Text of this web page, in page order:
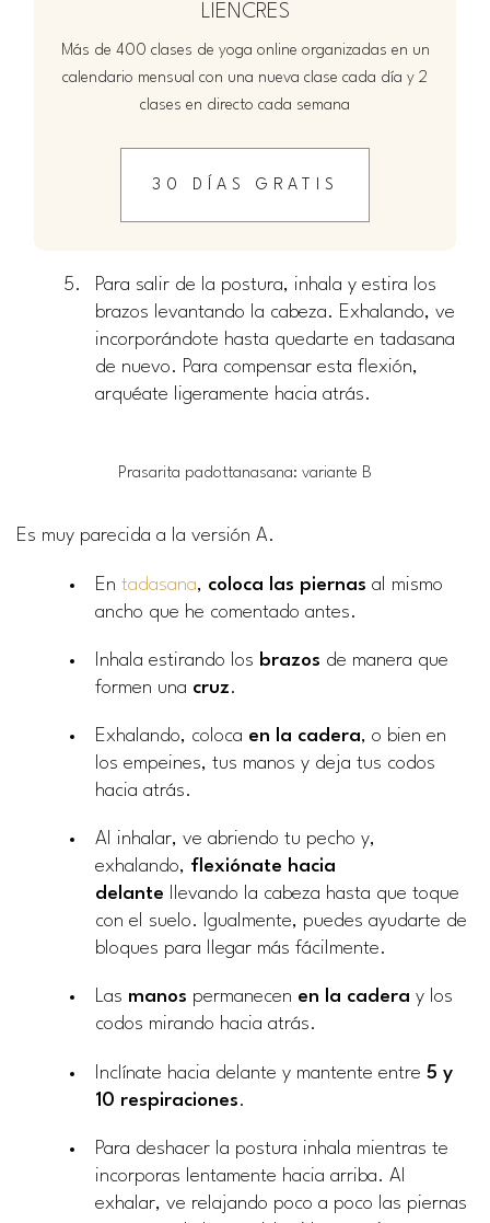
LIENCRES
Más de 400 clases de yoga online organizadas en un
calendario mensual con una nueva clase cada día y 2
clases en directo cada semana
30 DÍAS GRATIS
Para salir de la postura, inhala y estira los
brazos levantando la cabeza. Exhalando, ve
incorporándote hasta quedarte en tadasana
de nuevo. Para compensar esta flexión,
arquéate ligeramente hacia atrás.
Prasarita padottanasana: variante B
Es muy parecida a la versión A.
En tadasana, coloca las piernas al mismo
ancho que he comentado antes.
Inhala estirando los brazos de manera que
formen una cruz.
Exhalando, coloca en la cadera, o bien en
los empeines, tus manos y deja tus codos
hacia atrás.
Al inhalar, ve abriendo tu pecho y,
exhalando, flexiónate hacia
delante llevando la cabeza hasta que toque
con el suelo. Igualmente, puedes ayudarte de
bloques para llegar más fácilmente.
Las manos permanecen en la cadera y los
codos mirando hacia atrás.
Inclínate hacia delante y mantente entre 5 y
10 respiraciones.
Para deshacer la postura inhala mientras te
incorporas lentamente hacia arriba. Al
exhalar, ve relajando poco a poco las piernas